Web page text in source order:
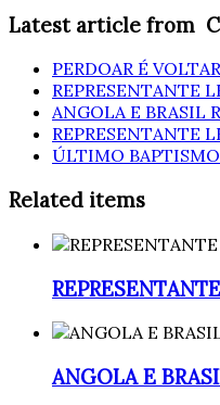
Latest article from
PERDOAR É
REPRESENTANTE
ANGOLA E BRASIL
REPRESENTANTE
ÚLTIMO
Related items
ANGOLA E